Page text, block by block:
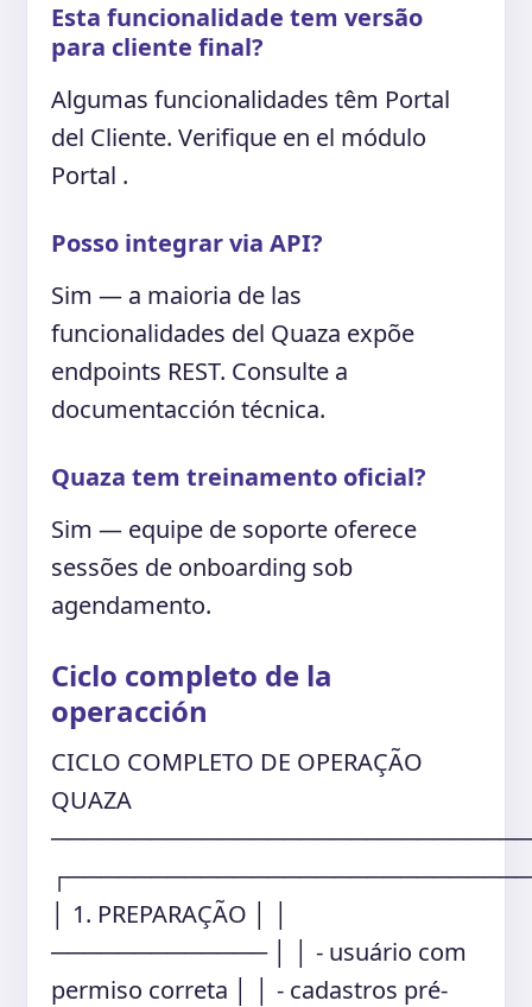
Esta funcionalidade tem versão
para cliente final?
Algumas funcionalidades têm Portal
del Cliente. Verifique en el módulo
Portal .
Posso integrar via API?
Sim — a maioria de las
funcionalidades del Quaza expõe
endpoints REST. Consulte a
documentacción técnica.
Quaza tem treinamento oficial?
Sim — equipe de soporte oferece
sessões de onboarding sob
agendamento.
Ciclo completo de la
operacción
CICLO COMPLETO DE OPERAÇÃO
QUAZA
│ 1. PREPARAÇÃO │ │
───────────── │ │ - usuário com
permiso correta │ │ - cadastros pré-